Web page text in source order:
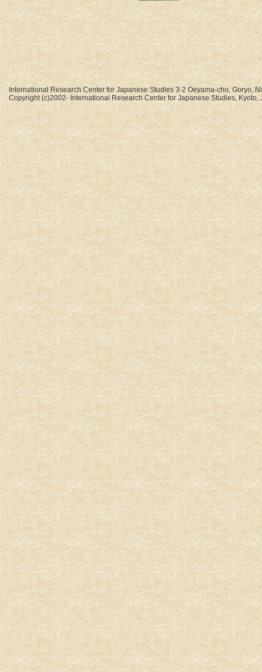
International Research Center for Japanese Studies 3-2 Oeyama-cho, Goryo,
Copyright (c)2002- International Research Center for Japanese Studies, Kyoto,